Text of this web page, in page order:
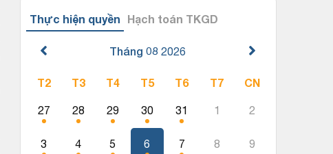
Thực hiện quyền Hạch toán TKGD
Tháng 08 2026
T2 T3 T4 T5 T6 T7 CN
27 28 29 30 31 1 2
3 4 5 6 7 8 9